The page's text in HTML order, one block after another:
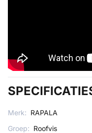
Merk: RAPALA
Groep: Roofvis